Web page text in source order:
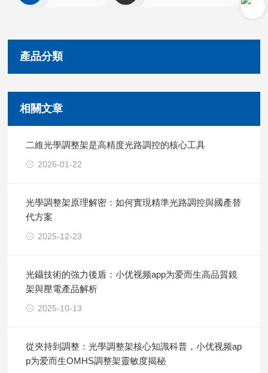
產品分類
相關文章
二維光學調整架是高精度光路調控的核心工具
2026-01-22
光學調整架原理解密：如何實現精準光路調控與國產替
代方案
2025-12-23
光鑷技術的強力後盾：小优视频app为爱而生高品質鏡
架與壓電產品解析
2025-10-13
從夾持到調整：光學調整架核心知識科普，小优视频ap
p为爱而生OMHS調整架靈敏度揭秘